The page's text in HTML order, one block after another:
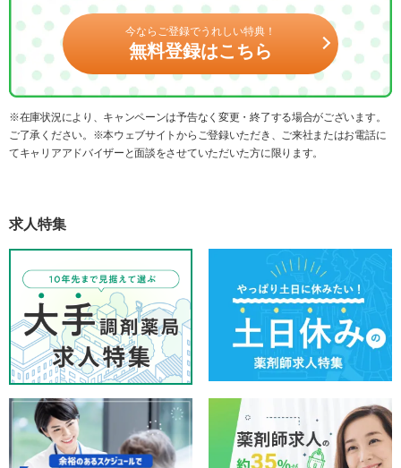
今ならご登録でうれしい特典！
無料登録はこちら
※在庫状況により、キャンペーンは予告なく変更・終了する場合がございます。
ご了承ください。※本ウェブサイトからご登録いただき、ご来社またはお電話に
てキャリアアドバイザーと面談をさせていただいた方に限ります。
求人特集